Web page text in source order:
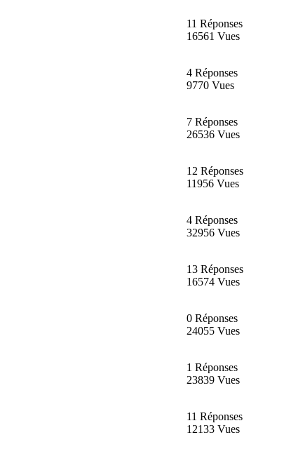
11 Réponses
16561 Vues
4 Réponses
9770 Vues
7 Réponses
26536 Vues
12 Réponses
11956 Vues
4 Réponses
32956 Vues
13 Réponses
16574 Vues
0 Réponses
24055 Vues
1 Réponses
23839 Vues
11 Réponses
12133 Vues